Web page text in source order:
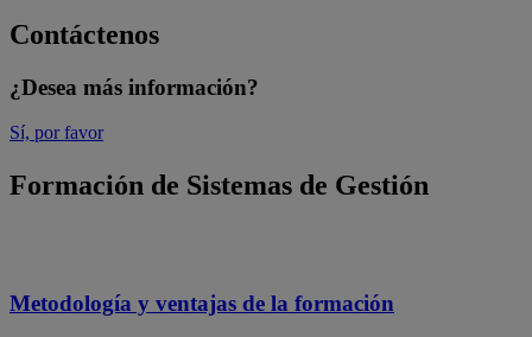
Contáctenos
¿Desea más información?
Sí, por favor
Formación de Sistemas de Gestión
Metodología y ventajas de la formación